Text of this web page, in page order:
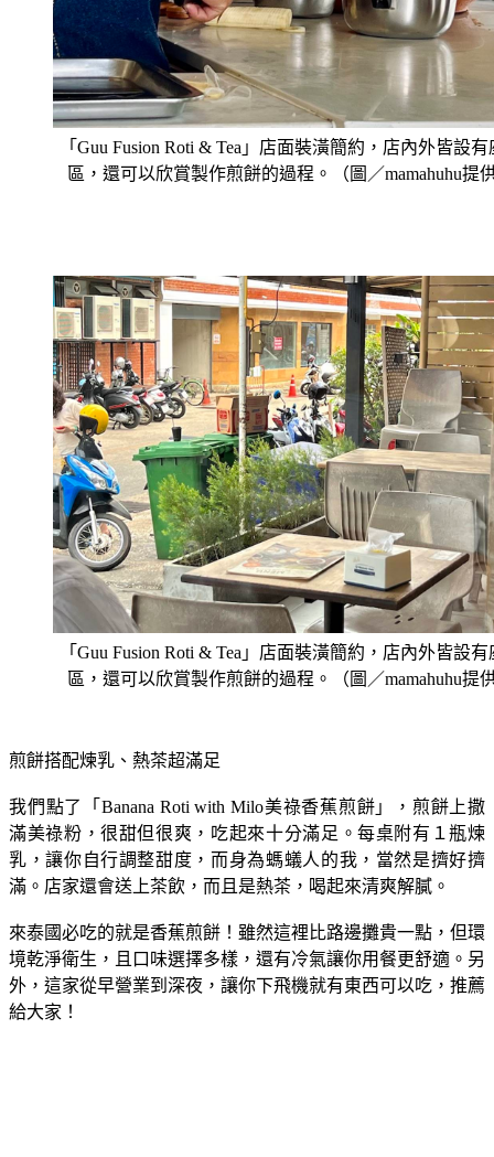
「Guu Fusion Roti & Tea」店面裝潢簡約，店內外皆設有
區，還可以欣賞製作煎餅的過程。（圖／mamahuhu提
「Guu Fusion Roti & Tea」店面裝潢簡約，店內外皆設有
區，還可以欣賞製作煎餅的過程。（圖／mamahuhu提
煎餅搭配煉乳、熱茶超滿足
我們點了「Banana Roti with Milo美祿香蕉煎餅」，煎餅上撒
滿美祿粉，很甜但很爽，吃起來十分滿足。每桌附有１瓶煉
乳，讓你自行調整甜度，而身為螞蟻人的我，當然是擠好擠
滿。店家還會送上茶飲，而且是熱茶，喝起來清爽解膩。
來泰國必吃的就是香蕉煎餅！雖然這裡比路邊攤貴一點，但環
境乾淨衛生，且口味選擇多樣，還有冷氣讓你用餐更舒適。另
外，這家從早營業到深夜，讓你下飛機就有東西可以吃，推薦
給大家！